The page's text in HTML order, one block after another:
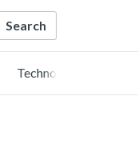
Technology